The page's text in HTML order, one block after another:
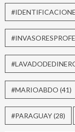
#MARIOABDO (41)
#PARAGUAY(28)